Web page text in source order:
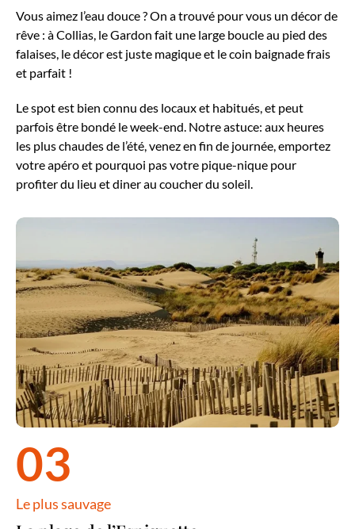
Vous aimez l’eau douce ? On a trouvé pour vous un décor de
rêve : à Collias, le Gardon fait une large boucle au pied des
falaises, le décor est juste magique et le coin baignade frais
et parfait !
Le spot est bien connu des locaux et habitués, et peut
parfois être bondé le week-end. Notre astuce: aux heures
les plus chaudes de l’été, venez en fin de journée, emportez
votre apéro et pourquoi pas votre pique-nique pour
profiter du lieu et diner au coucher du soleil.
03
Le plus sauvage
espiguette-terre-argence-camargue